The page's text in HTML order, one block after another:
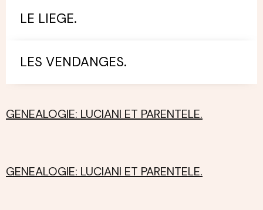
LE LIEGE.
LES VENDANGES.
GENEALOGIE: LUCIANI ET PARENTELE.
GENEALOGIE: LUCIANI ET PARENTELE.